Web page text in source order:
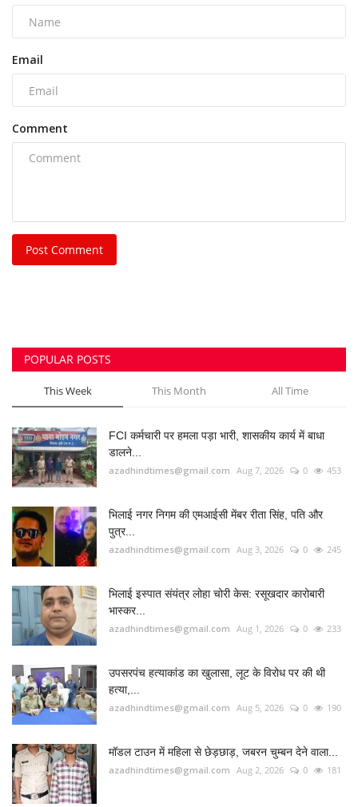
Email
Comment
Post Comment
POPULAR POSTS
This Week This Month All Time
FCI कर्मचारी पर हमला पड़ा भारी, शासकीय कार्य में बाधा
डालने...
azadhindtimes@gmail.com Aug 7, 2026 0 453
भिलाई नगर निगम की एमआईसी मेंबर रीता सिंह, पति और
पुत्र...
azadhindtimes@gmail.com Aug 3, 2026 0 245
भिलाई इस्पात संयंत्र लोहा चोरी केस: रसूखदार कारोबारी
भास्कर...
azadhindtimes@gmail.com Aug 1, 2026 0 233
उपसरपंच हत्याकांड का खुलासा, लूट के विरोध पर की थी
हत्या,...
azadhindtimes@gmail.com Aug 5, 2026 0 190
मॉडल टाउन में महिला से छेड़छाड़, जबरन चुम्बन देने वाला...
azadhindtimes@gmail.com Aug 2, 2026 0 181